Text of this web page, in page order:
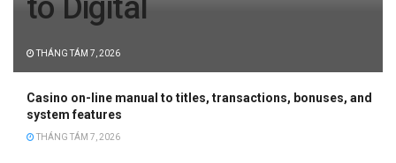
to Digital
THÁNG TÁM 7, 2026
Casino on-line manual to titles, transactions, bonuses, and
system features
THÁNG TÁM 7, 2026